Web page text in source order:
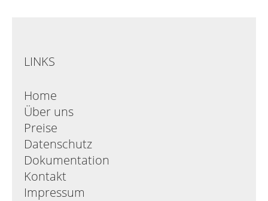
LINKS
Home
Über uns
Preise
Datenschutz
Dokumentation
Kontakt
Impressum